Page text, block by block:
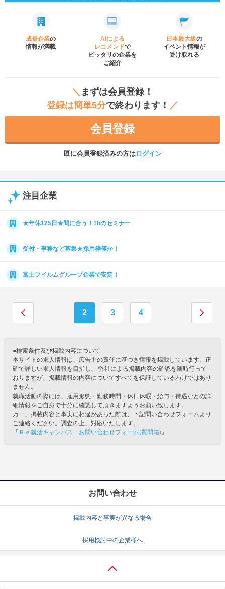
成長企業の
情報が満載
AIによる
レコメンドで
ピッタリの企業を
ご紹介
日本最大級の
イベント情報が
受け取れる
＼ まずは会員登録！
登録は簡単5分で終わります！ ／
会員登録
既に会員登録済みの方はログイン
注目企業
★年休125日★間に合う！1hのセミナー
受付・事務など募集★採用枠僅か！
富士フイルムグループ企業で安定！
2 3 4
●検索条件及び掲載内容について
本サイトの求人情報は、広告主の責任に基づき情報を掲載しています。正
確で詳しい求人情報を目指し、 弊社による掲載内容の確認を随時行って
おりますが、掲載情報の内容についてすべてを保証しているわけではあり
ません。
就職活動の際には、雇用形態・勤務時間・休日休暇・給与・待遇などの詳
細情報をご自身で十分に確認して頂きますようお願い致します。
万一、掲載内容と事実に相違があった際は、下記問い合わせフォームより
ご連絡ください。調査の上、対応いたします。
「 Ｒｅ就活キャンパス お問い合わせフォーム(質問箱) 」
お問い合わせ
掲載内容と事実が異なる場合
採用検討中の企業様へ